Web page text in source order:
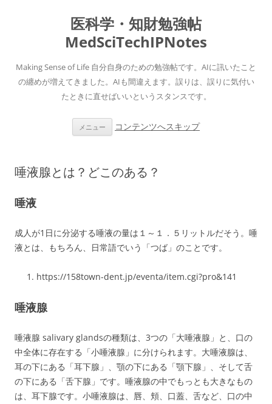
医科学・知財勉強帖
MedSciTechIPNotes
Making Sense of Life 自分自身のための勉強帖です。AIに訊いたこと
の纏めが増えてきました。AIも間違えます。誤りは、誤りに気付い
たときに直せばいいというスタンスです。
メニュー コンテンツへスキップ
唾液腺とは？どこのある？
唾液
成人が1日に分泌する唾液の量は１～１．５リットルだそう。唾
液とは、もちろん、日常語でいう「つば」のことです。
https://158town-dent.jp/eventa/item.cgi?pro&141
唾液腺
唾液腺 salivary glandsの種類は、3つの「大唾液腺」と、口の
中全体に存在する「小唾液腺」に分けられます。大唾液腺は、
耳の下にある「耳下腺」、顎の下にある「顎下腺」、そして舌
の下にある「舌下腺」です。唾液腺の中でもっとも大きなもの
は、耳下腺です。小唾液腺は、唇、頬、口蓋、舌など、口の中